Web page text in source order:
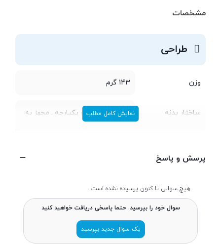
مشخصات
طراحی
وزن 143 گرم
ساختار بدنه
بدنه‌ی تمام فلزی یکپارچه , مجهز به
تعداد سیم کارت
ابعاد 7.3 × 70.8 × 145.8 میلی‌متر
نمایش کامل مطلب
پرسش و پاسخ
هیچ سوالی تا کنون پرسیده نشده است .
سوال خود را بپرسید. حتما پاسخی دریافت خواهید کنید
یک سوال جدید بپرسید